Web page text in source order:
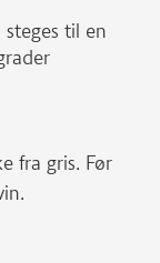
til en
fra gris. Før